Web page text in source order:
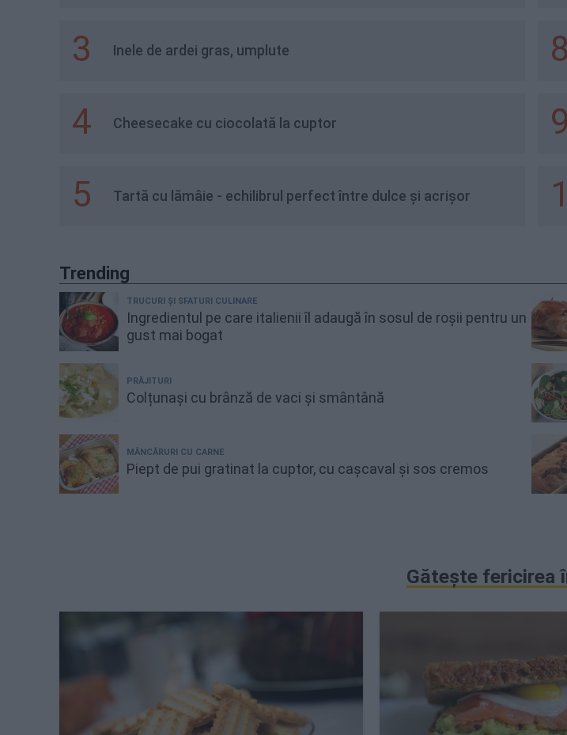
3 Inele de ardei gras, umplute
4 Cheesecake cu ciocolată la cuptor
5 Tartă cu lămâie - echilibrul perfect între dulce și acrișor
8
9
Trending
TRUCURI ȘI SFATURI CULINARE
Ingredientul pe care italienii îl adaugă în sosul de roșii pentru un
gust mai bogat
PRĂJITURI
Colțunași cu brânză de vaci și smântână
MÂNCĂRURI CU CARNE
Piept de pui gratinat la cuptor, cu cașcaval și sos cremos
Gătește fericirea